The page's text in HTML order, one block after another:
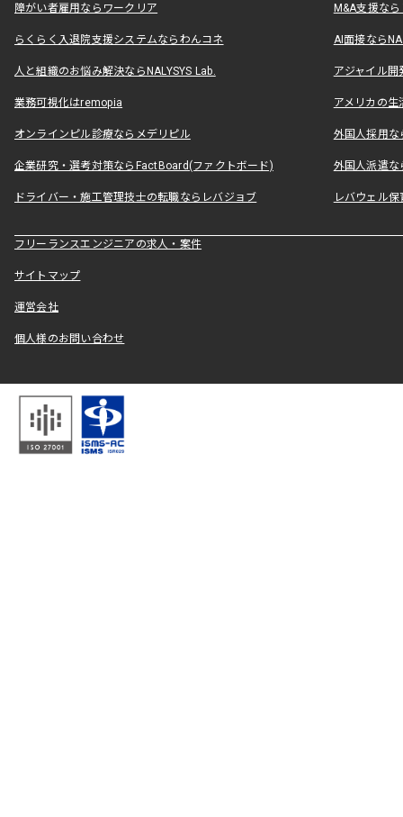
障がい者雇用ならワークリア M&A支援な
らくらく入退院支援システムならわんコネ AI面接なら
人と組織のお悩み解決ならNALYSYS Lab. アジャイル
業務可視化はremopia アメリカの
オンラインピル診療ならメデリピル 外国人採用
企業研究・選考対策ならFactBoard(ファクトボード) 外国人派遣な
ドライバー・施工管理技士の転職ならレバジョブ レバウェル
フリーランスエンジニアの求人・案件
サイトマップ
運営会社
個人様のお問い合わせ